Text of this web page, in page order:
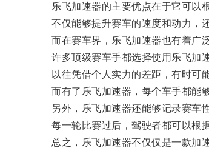
乐飞加速器的主要优点在于它可以根
不仅能够提升赛车的速度和动力，还
而在赛车界，乐飞加速器也有着广泛
许多顶级赛车手都选择使用乐飞加速
以往凭借个人实力的差距，有时可能
而有了乐飞加速器，每个车手都能够
另外，乐飞加速器还能够记录赛车性
每一轮比赛过后，驾驶者都可以根据
总之，乐飞加速器不仅仅是一款加速